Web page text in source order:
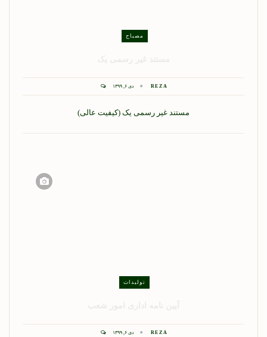
مصباح
REZA دی ۶, ۱۳۹۹
مستند غیر رسمی یک (کیفیت عالی)
تولیدات
REZA دی ۶, ۱۳۹۹